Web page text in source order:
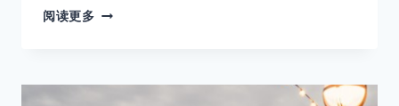
阅读更多
点，